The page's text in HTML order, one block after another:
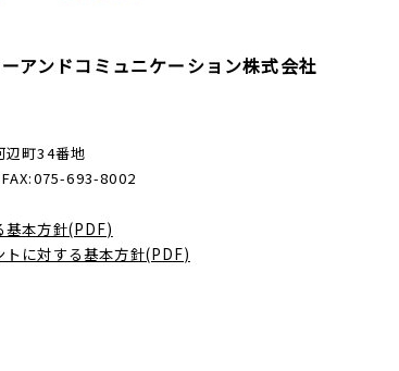
アンドコミュニケーション株式会社
辺町34番地
693-8002
基本方針(PDF)
トに対する基本方針(PDF)